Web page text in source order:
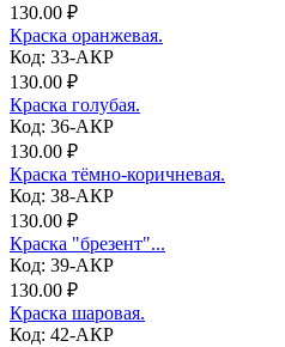
130.00 ₽
Краска оранжевая.
Код: 33-АКР
130.00 ₽
Краска голубая.
Код: 36-АКР
130.00 ₽
Краска тёмно-коричневая.
Код: 38-АКР
130.00 ₽
Краска "брезент"...
Код: 39-АКР
130.00 ₽
Краска шаровая.
Код: 42-АКР